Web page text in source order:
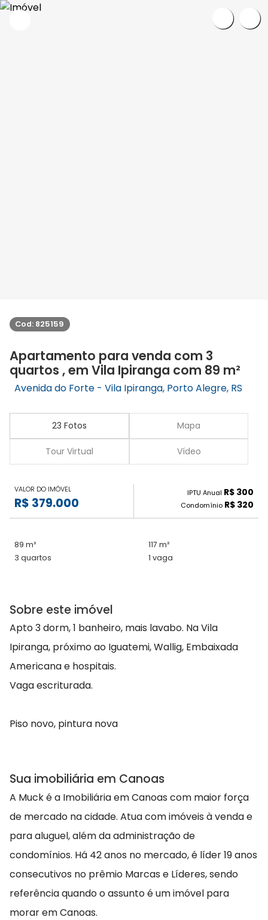
Cod: 825159
Apartamento para venda com 3
quartos , em Vila Ipiranga com 89 m²
Avenida do Forte - Vila Ipiranga, Porto Alegre, RS
23 Fotos Mapa
Tour Virtual Vídeo
VALOR DO IMÓVEL
R$ 379.000
IPTU Anual R$ 300
Condomínio R$ 320
89 m²
117 m²
3 quartos
1 vaga
Sobre este imóvel
Apto 3 dorm, 1 banheiro, mais lavabo. Na Vila
Ipiranga, próximo ao Iguatemi, Wallig, Embaixada
Americana e hospitais.
Vaga escriturada.
Piso novo, pintura nova
Sua imobiliária em Canoas
A Muck é a Imobiliária em Canoas com maior força
de mercado na cidade. Atua com imóveis à venda e
para aluguel, além da administração de
condomínios. Há 42 anos no mercado, é líder 19 anos
consecutivos no prêmio Marcas e Líderes, sendo
referência quando o assunto é um imóvel para
morar em Canoas.